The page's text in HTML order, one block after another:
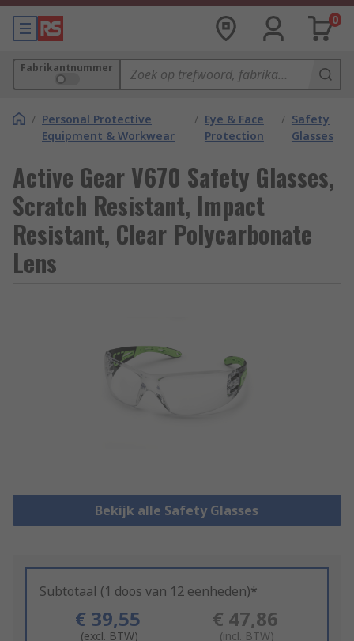
0
Fabrikantnummer
/ Personal Protective
Equipment & Workwear
/ Eye & Face
Protection
/ Safety
Glasses
Active Gear V670 Safety Glasses,
Scratch Resistant, Impact
Resistant, Clear Polycarbonate
Lens
Bekijk alle Safety Glasses
Subtotaal (1 doos van 12 eenheden)*
€ 39,55
(excl. BTW)
€ 47,86
(incl. BTW)